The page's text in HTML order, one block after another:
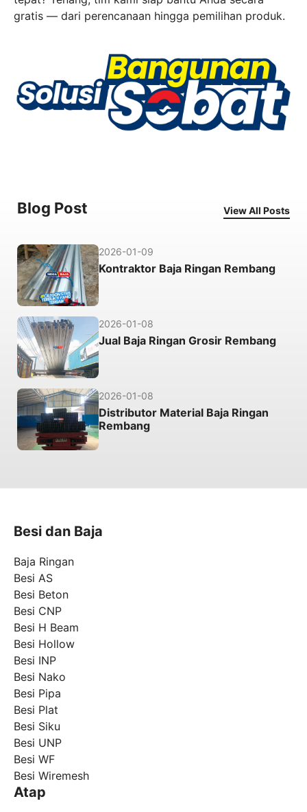
gratis — dari perencanaan hingga pemilihan produk.
Blog Post View All Posts
2026-01-09
Kontraktor Baja Ringan Rembang
2026-01-08
Jual Baja Ringan Grosir Rembang
2026-01-08
Distributor Material Baja Ringan
Rembang
Besi dan Baja
Baja Ringan
Besi AS
Besi Beton
Besi CNP
Besi H Beam
Besi Hollow
Besi INP
Besi Nako
Besi Pipa
Besi Plat
Besi Siku
Besi UNP
Besi WF
Besi Wiremesh
Atap